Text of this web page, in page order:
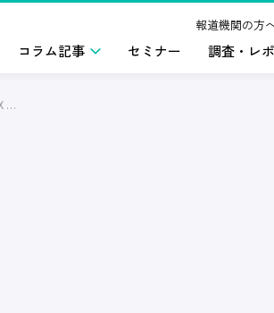
報道機関の方
コラム記事 セミナー 調査・レ
2026年卒学生の就職意識調査(AI・DX スキル)2025年4月版